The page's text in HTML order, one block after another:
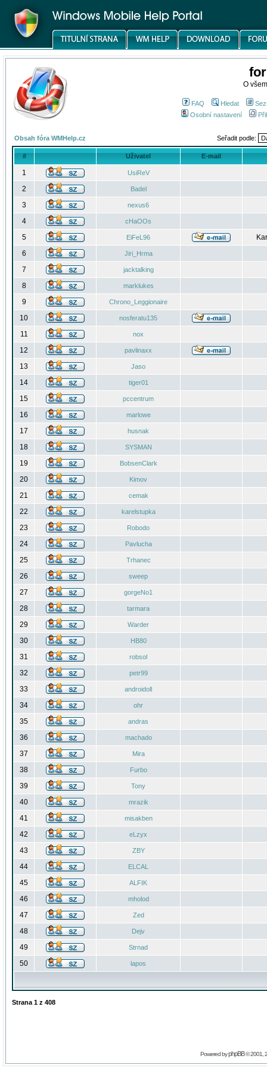
O
FAQ Hledat
Osobní nastavení
Obsah fóra WMHelp.cz Seřadit podle:
# Uživatel E-mail
1 UsiReV
2 Badel
3 nexus6
4 cHaOOs
5 EiFeL96
6
Jiri_Hrma
7 jacktalking
8 marklukes
9 Chrono_Leggionaire
10 nosferatu135
11 nox
12 pavlinaxx
13 Jaso
14 tiger01
15 pccentrum
16 marlowe
17 husnak
18 SYSMAN
19 BobsenClark
20 Kimov
21 cemak
22 karelstupka
23 Robodo
24 Pavlucha
25 Trhanec
26 sweep
27 gorgeNo1
28 tarmara
29 Warder
30 HB80
31 robsol
32 petr99
33 androidoll
34 ohr
35 andras
36 machado
37 Mira
38 Furbo
39 Tony
40 mrazik
41 misakben
42 eLzyx
43 ZBY
44 ELCAL
45 ALFIK
46 mholod
47 Zed
48 Dejv
49 Strnad
50 lapos
Strana 1 z 408
Powered byphpBB© 2001,